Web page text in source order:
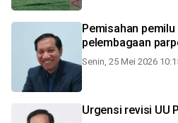
Pemisahan
pelembagaan
Senin, 25 Mei 2026
Urgensi revisi UU